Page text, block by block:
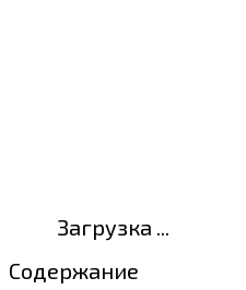
Загрузка ...
Содержание